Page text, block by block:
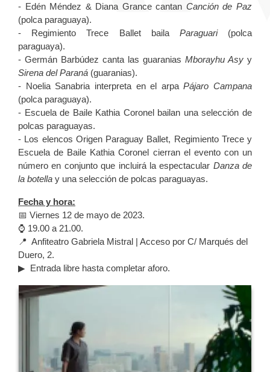
- Edén Méndez & Diana Grance cantan Canción de Paz
(polca paraguaya).
- Regimiento Trece Ballet baila Paraguari (polca
paraguaya).
- Germán Barbúdez canta las guaranias Mborayhu Asy y
Sirena del Paraná (guaranias).
- Noelia Sanabria interpreta en el arpaPájaro Campana
(polca paraguaya).
- Escuela de Baile Kathia Coronel bailan una selección de
polcas paraguayas.
- Los elencos Origen Paraguay Ballet, Regimiento Trece y
Escuela de Baile Kathia Coronel cierran el evento con un
número en conjunto que incluirá la espectacular Danza de
la botella y una selección de polcas paraguayas.
Fecha y hora:
📅 Viernes 12 de mayo de 2023.
⌚ 19.00 a 21.00.
📍 Anfiteatro Gabriela Mistral | Acceso por C/ Marqués del
Duero, 2.
▶ Entrada libre hasta completar aforo.